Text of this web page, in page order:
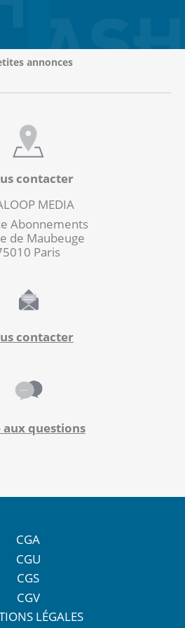
JOB ASH
boutique
annonces
contacter
MEDIA
Abonnements
de Maubeuge
Paris
contacter
aux questions
CGA
CGU
CGS
CGV
LÉGALES